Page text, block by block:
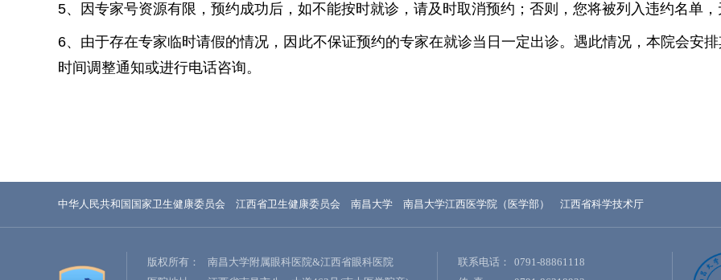
5、因专家号资源有限，预约成功后，如不能按时就诊，请及时取消预约；否则，您将被列入违约名单，
6、由于存在专家临时请假的情况，因此不保证预约的专家在就诊当日一定出诊。遇此情况，本院会安
时间调整通知或进行电话咨询。
中华人民共和国国家卫生健康委员会 江西省卫生健康委员会 南昌大学 南昌大学江西医学院（医学部） 江西省科学技术厅
版权所有：
南昌大学附属眼科医院&江西省眼科医院
联系电话：
0791-88861118